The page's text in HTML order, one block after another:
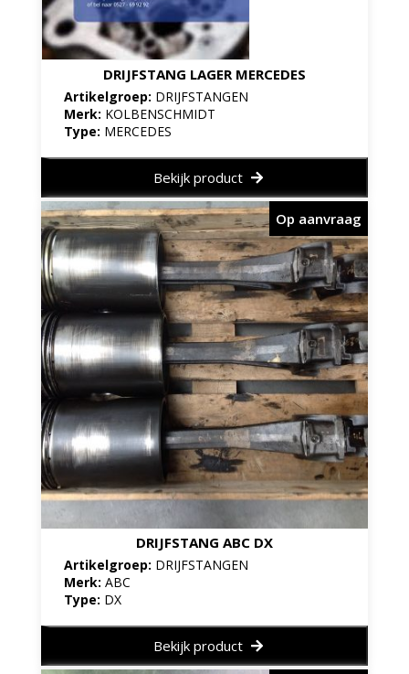
DRIJFSTANG LAGER MERCEDES
Artikelgroep: DRIJFSTANGEN
Merk: KOLBENSCHMIDT
Type: MERCEDES
Bekijk product
DRIJFSTANG ABC DX
Artikelgroep: DRIJFSTANGEN
Merk: ABC
Type: DX
Op aanvraag
Bekijk product